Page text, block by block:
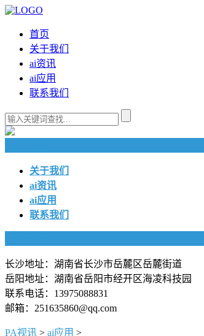
首页
关于我们
ai资讯
ai应用
联系我们
关于我们
ai资讯
ai应用
联系我们
长沙地址：湖南省长沙市岳麓区岳麓街道
岳阳地址：湖南省岳阳市经开区海凌科技园
联系电话：13975088831
邮箱：251635860@qq.com
PA视讯 > ai应用 >